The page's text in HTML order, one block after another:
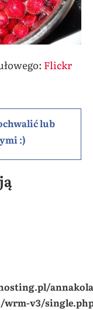
Flickr
lub
:)
wrm-v3/